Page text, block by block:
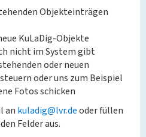
Objekteinträgen
KuLaDig-Objekte
nicht im System gibt
oder neuen
oder uns zum Beispiel
Fotos schicken
an kuladig@lvr.deoder füllen
Felder aus.